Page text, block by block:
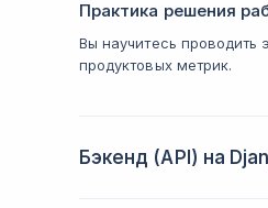
Практика решения
Вы научитесь проводить
продуктовых метрик.
Бэкенд (API) на